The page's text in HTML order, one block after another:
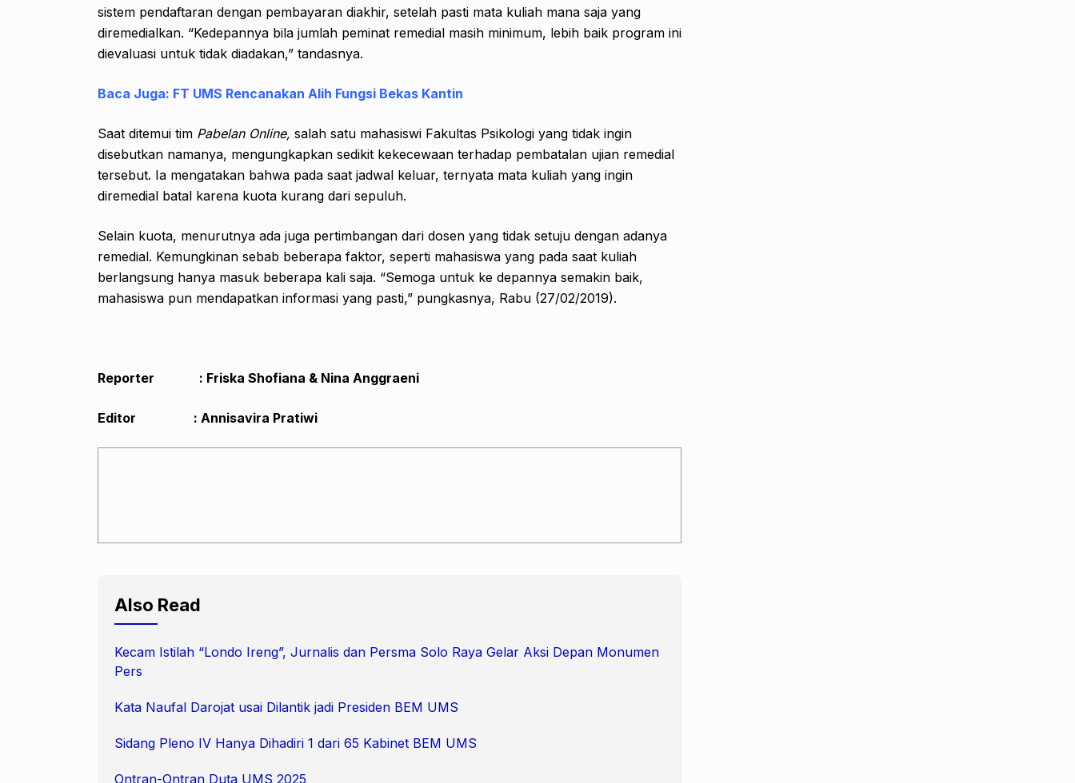
sistem pendaftaran dengan pembayaran diakhir, setelah pasti mata kuliah mana saja yang
diremedialkan. “Kedepannya bila jumlah peminat remedial masih minimum, lebih baik program ini
dievaluasi untuk tidak diadakan,” tandasnya.
Baca Juga: FT UMS Rencanakan Alih Fungsi Bekas Kantin
Saat ditemui tim Pabelan Online, salah satu mahasiswi Fakultas Psikologi yang tidak ingin
disebutkan namanya, mengungkapkan sedikit kekecewaan terhadap pembatalan ujian remedial
tersebut. Ia mengatakan bahwa pada saat jadwal keluar, ternyata mata kuliah yang ingin
diremedial batal karena kuota kurang dari sepuluh.
Selain kuota, menurutnya ada juga pertimbangan dari dosen yang tidak setuju dengan adanya
remedial. Kemungkinan sebab beberapa faktor, seperti mahasiswa yang pada saat kuliah
berlangsung hanya masuk beberapa kali saja. “Semoga untuk ke depannya semakin baik,
mahasiswa pun mendapatkan informasi yang pasti,” pungkasnya, Rabu (27/02/2019).
Reporter : Friska Shofiana & Nina Anggraeni
Editor : Annisavira Pratiwi
Also Read
Kecam Istilah “Londo Ireng”, Jurnalis dan Persma Solo Raya Gelar Aksi Depan Monumen
Pers
Kata Naufal Darojat usai Dilantik jadi Presiden BEM UMS
Sidang Pleno IV Hanya Dihadiri 1 dari 65 Kabinet BEM UMS
Ontran-Ontran Duta UMS 2025